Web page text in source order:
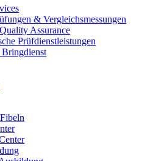
& Vergleichsmessungen
Assurance
Prüfdienstleistungen